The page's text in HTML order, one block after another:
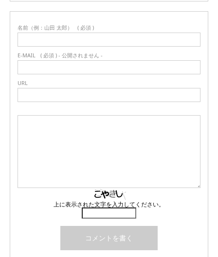
名前（例：山田 太郎） ( 必須 )
E-MAIL ( 必須 ) - 公開されません -
URL
上に表示された文字を入力してください。